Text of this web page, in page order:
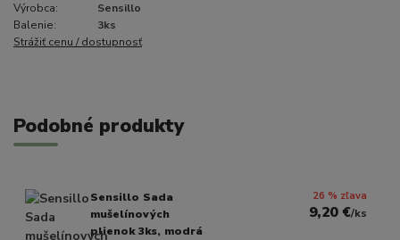
Výrobca:
Sensillo
Balenie:
3ks
Strážiť cenu / dostupnosť
Podobné produkty
Sensillo Sada
mušelínových
plienok 3ks, modrá
26 % zľava
9,20 €/ks